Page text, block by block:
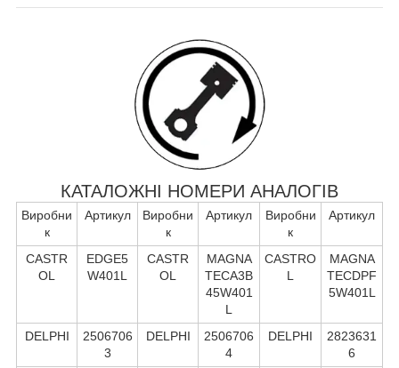
КАТАЛОЖНІ НОМЕРИ АНАЛОГІВ
Виробни
к
Артикул
Виробни
к
Артикул
Виробни
к
Артикул
CASTR
OL
EDGE5
W401L
CASTR
OL
MAGNA
TECA3B
45W401
L
CASTRO
L
MAGNA
TECDPF
5W401L
DELPHI
2506706
3
DELPHI
2506706
4
DELPHI
2823631
6